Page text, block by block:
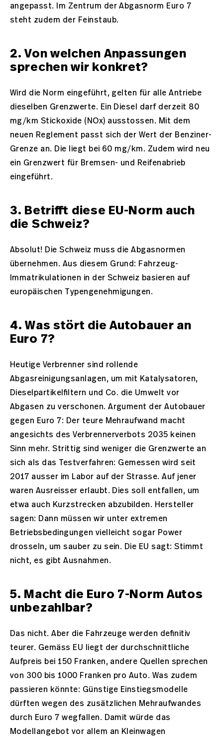
angepasst. Im Zentrum der Abgasnorm Euro 7
steht zudem der Feinstaub.
2. Von welchen Anpassungen
sprechen wir konkret?
Wird die Norm eingeführt, gelten für alle Antriebe
dieselben Grenzwerte. Ein Diesel darf derzeit 80
mg/km Stickoxide (NOx) ausstossen. Mit dem
neuen Reglement passt sich der Wert der Benziner-
Grenze an. Die liegt bei 60 mg/km. Zudem wird neu
ein Grenzwert für Bremsen- und Reifenabrieb
eingeführt.
3. Betrifft diese EU-Norm auch
die Schweiz?
Absolut! Die Schweiz muss die Abgasnormen
übernehmen. Aus diesem Grund: Fahrzeug-
Immatrikulationen in der Schweiz basieren auf
europäischen Typengenehmigungen.
4. Was stört die Autobauer an
Euro 7?
Heutige Verbrenner sind rollende
Abgasreinigungsanlagen, um mit Katalysatoren,
Dieselpartikelfiltern und Co. die Umwelt vor
Abgasen zu verschonen. Argument der Autobauer
gegen Euro 7: Der teure Mehraufwand macht
angesichts des Verbrennerverbots 2035 keinen
Sinn mehr. Strittig sind weniger die Grenzwerte an
sich als das Testverfahren: Gemessen wird seit
2017 ausser im Labor auf der Strasse. Auf jener
waren Ausreisser erlaubt. Dies soll entfallen, um
etwa auch Kurzstrecken abzubilden. Hersteller
sagen: Dann müssen wir unter extremen
Betriebsbedingungen vielleicht sogar Power
drosseln, um sauber zu sein. Die EU sagt: Stimmt
nicht, es gibt Ausnahmen.
5. Macht die Euro 7-Norm Autos
unbezahlbar?
Das nicht. Aber die Fahrzeuge werden definitiv
teurer. Gemäss EU liegt der durchschnittliche
Aufpreis bei 150 Franken, andere Quellen sprechen
von 300 bis 1000 Franken pro Auto. Was zudem
passieren könnte: Günstige Einstiegsmodelle
dürften wegen des zusätzlichen Mehraufwandes
durch Euro 7 wegfallen. Damit würde das
Modellangebot vor allem an Kleinwagen